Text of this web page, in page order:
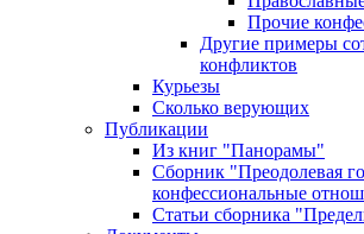
Прочие
Другие примеры
конфликтов
Курьезы
Сколько верующих
Публикации
Из книг "Панорамы"
Сборник "Преодолевая
конфессиональные
Статьи сборника